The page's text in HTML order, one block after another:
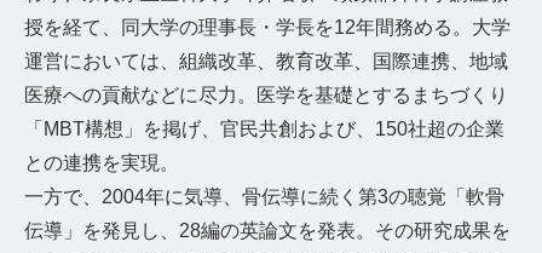
授を経て、同大学の理事長・学長を12年間務める。大学
運営においては、組織改革、教育改革、国際連携、地域
医療への貢献などに尽力。医学を基礎とするまちづくり
「MBT構想」を掲げ、官民共創および、150社超の企業
との連携を実現。
一方で、2004年に気導、骨伝導に続く第3の聴覚「軟骨
伝導」を発見し、28編の英論文を発表。その研究成果を